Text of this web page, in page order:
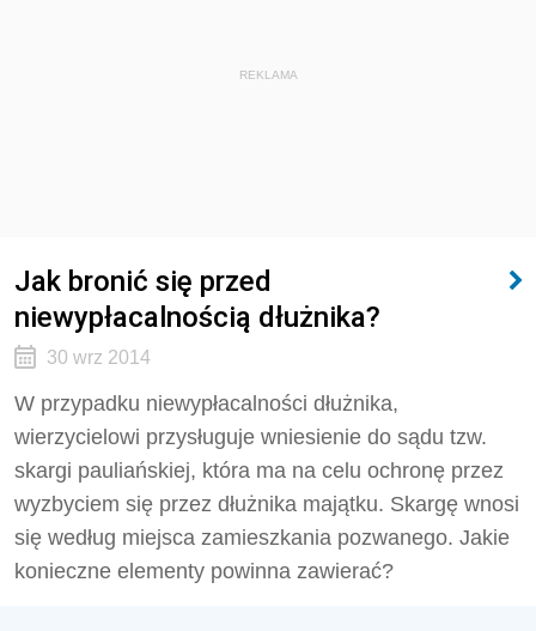
REKLAMA
Jak bronić się przed
niewypłacalnością dłużnika?
30 wrz 2014
W przypadku niewypłacalności dłużnika,
wierzycielowi przysługuje wniesienie do sądu tzw.
skargi pauliańskiej, która ma na celu ochronę przez
wyzbyciem się przez dłużnika majątku. Skargę wnosi
się według miejsca zamieszkania pozwanego. Jakie
konieczne elementy powinna zawierać?